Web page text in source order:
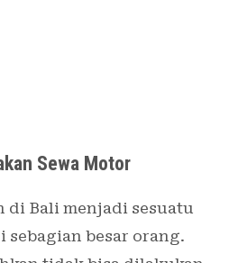
Sewa Motor
Bali menjadi sesuatu
sebagian besar orang.